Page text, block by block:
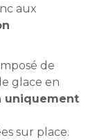
aux
de
glace en
uniquement
sur place.